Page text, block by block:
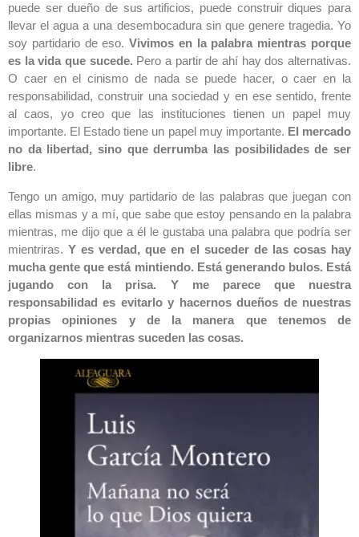
puede ser dueño de sus artificios, puede construir diques para
llevar el agua a una desembocadura sin que genere tragedia. Yo
soy partidario de eso.Vivimos en la palabra mientras porque
es la vida que sucede. Pero a partir de ahí hay dos alternativas.
O caer en el cinismo de nada se puede hacer, o caer en la
responsabilidad, construir una sociedad y en ese sentido, frente
al caos, yo creo que las instituciones tienen un papel muy
importante. El Estado tiene un papel muy importante. El mercado
no da libertad, sino que derrumba las posibilidades de ser
libre.
Tengo un amigo, muy partidario de las palabras que juegan con
ellas mismas y a mí, que sabe que estoy pensando en la palabra
mientras, me dijo que a él le gustaba una palabra que podría ser
mientriras.Y es verdad, que en el suceder de las cosas hay
mucha gente que está mintiendo. Está generando bulos. Está
jugando con la prisa. Y me parece que nuestra
responsabilidad es evitarlo y hacernos dueños de nuestras
propias opiniones y de la manera que tenemos de
organizarnos mientras suceden las cosas.